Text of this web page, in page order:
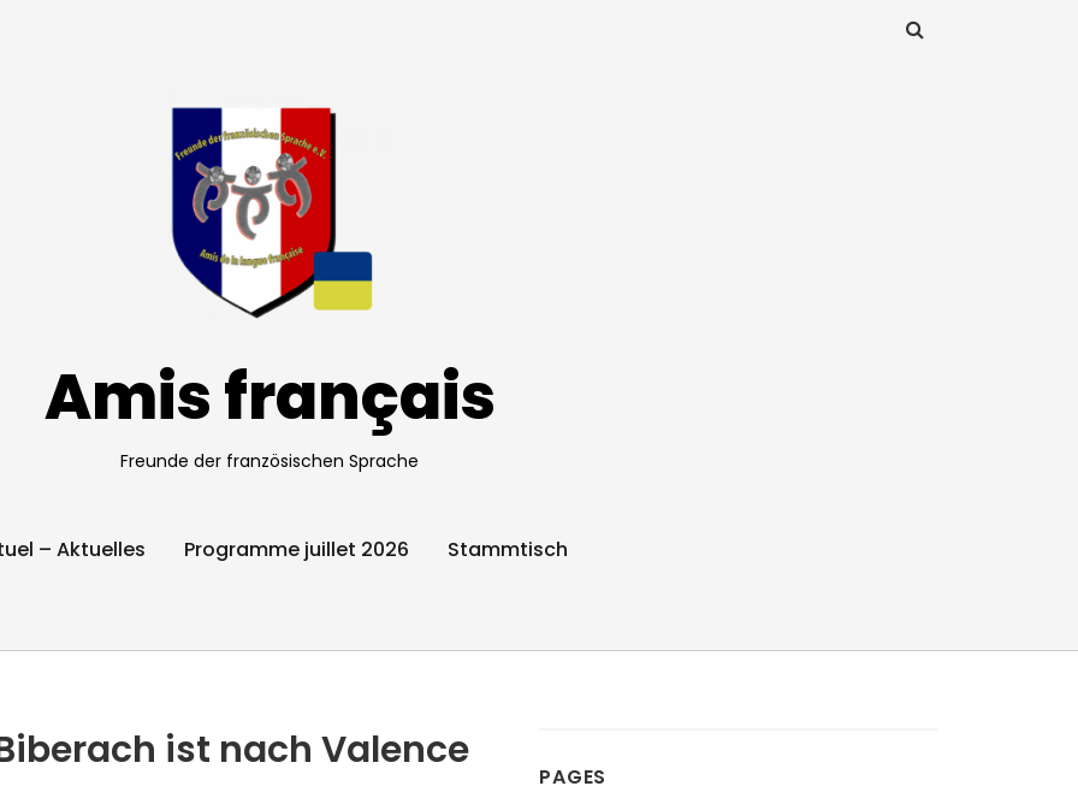
Amis français
Freunde der französischen Sprache
– Aktuelles Programme juillet 2026 Stammtisch
ist nach Valence
PAGES